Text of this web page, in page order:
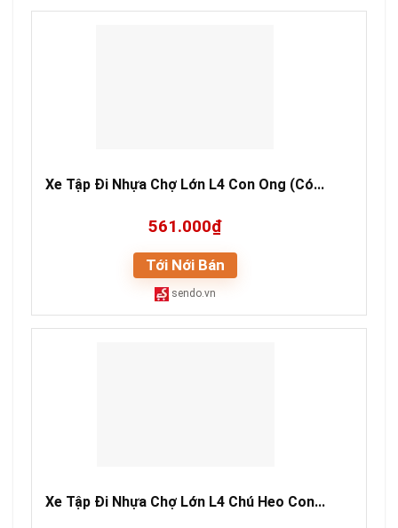
Xe Tập Đi Nhựa Chợ Lớn L4 Con Ong (Có...
561.000₫
Tới Nới Bán
sendo.vn
Xe Tập Đi Nhựa Chợ Lớn L4 Chú Heo Con...